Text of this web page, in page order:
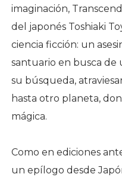
imaginación,
del japonés Toshiaki
ciencia ficción: un
santuario en busca de
su búsqueda,
hasta otro planeta,
mágica.
Como en ediciones
un epílogo desde